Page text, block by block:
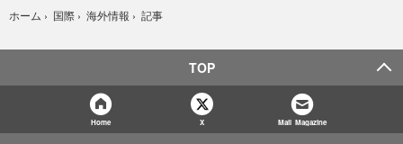
ホーム › 国際 › 海外情報 › 記事
TOP
Home X Mail Magazine